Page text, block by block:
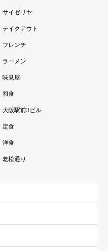
サイゼリヤ
テイクアウト
フレンチ
ラーメン
味見屋
和食
大阪駅前3ビル
定食
洋食
老松通り